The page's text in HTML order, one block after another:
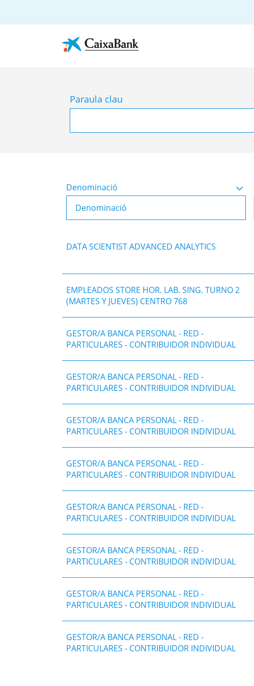
Paraula clau
Denominació
DATA SCIENTIST ADVANCED ANALYTICS
EMPLEADOS STORE HOR. LAB. SING. TURNO 2
(MARTES Y JUEVES) CENTRO 768
GESTOR/A BANCA PERSONAL - RED -
PARTICULARES - CONTRIBUIDOR INDIVIDUAL
GESTOR/A BANCA PERSONAL - RED -
PARTICULARES - CONTRIBUIDOR INDIVIDUAL
GESTOR/A BANCA PERSONAL - RED -
PARTICULARES - CONTRIBUIDOR INDIVIDUAL
GESTOR/A BANCA PERSONAL - RED -
PARTICULARES - CONTRIBUIDOR INDIVIDUAL
GESTOR/A BANCA PERSONAL - RED -
PARTICULARES - CONTRIBUIDOR INDIVIDUAL
GESTOR/A BANCA PERSONAL - RED -
PARTICULARES - CONTRIBUIDOR INDIVIDUAL
GESTOR/A BANCA PERSONAL - RED -
PARTICULARES - CONTRIBUIDOR INDIVIDUAL
GESTOR/A BANCA PERSONAL - RED -
PARTICULARES - CONTRIBUIDOR INDIVIDUAL